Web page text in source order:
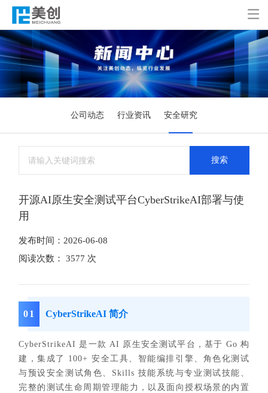

公司动态 行业资讯 安全研究
搜索
开源AI原生安全测试平台CyberStrikeAI部署与使
用
发布时间：2026-06-08
阅读次数： 3577 次
01 CyberStrikeAI 简介
CyberStrikeAI 是一款 AI 原生安全测试平台，基于 Go 构
建，集成了 100+ 安全工具、智能编排引擎、角色化测试
与预设安全测试角色、Skills 技能系统与专业测试技能、
完整的测试生命周期管理能力，以及面向授权场景的内置